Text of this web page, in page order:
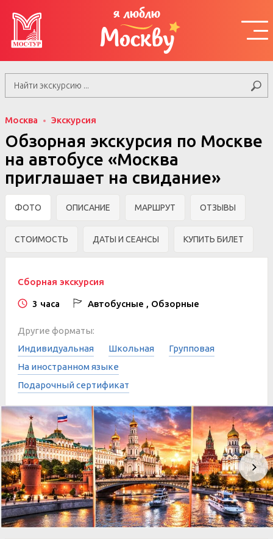
я люблю
Москву
Москва Экскурсия
Обзорная экскурсия по Москве
на автобусе «Москва
приглашает на свидание»
ФОТО ОПИСАНИЕ МАРШРУТ ОТЗЫВЫ
СТОИМОСТЬ ДАТЫ И СЕАНСЫ КУПИТЬ БИЛЕТ
Сборная экскурсия
3 часа Автобусные , Обзорные
Другие форматы:
Индивидуальная
Школьная
Групповая
На иностранном языке
Подарочный сертификат